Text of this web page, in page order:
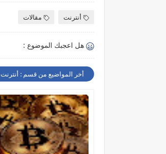
أنترنت مقالات
هل اعجبك الموضوع :
أخر المواضيع من قسم : أنترنت